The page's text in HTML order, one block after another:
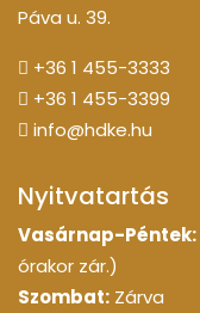
Páva u. 39.
+36 1 455-3333
+36 1 455-3399
info@hdke.hu
Nyitvatartás
Vasárnap-Péntek:
órakor zár.)
Szombat: Zárva